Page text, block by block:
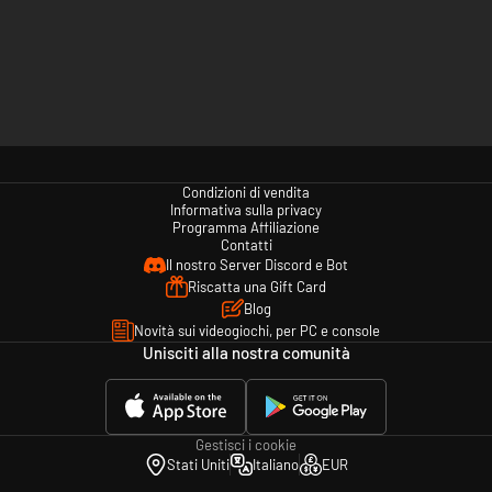
Condizioni di vendita
Informativa sulla privacy
Programma Affiliazione
Contatti
Il nostro Server Discord e Bot
Riscatta una Gift Card
Blog
Novità sui videogiochi, per PC e console
Unisciti alla nostra comunità
Gestisci i cookie
Stati Uniti
Italiano EUR